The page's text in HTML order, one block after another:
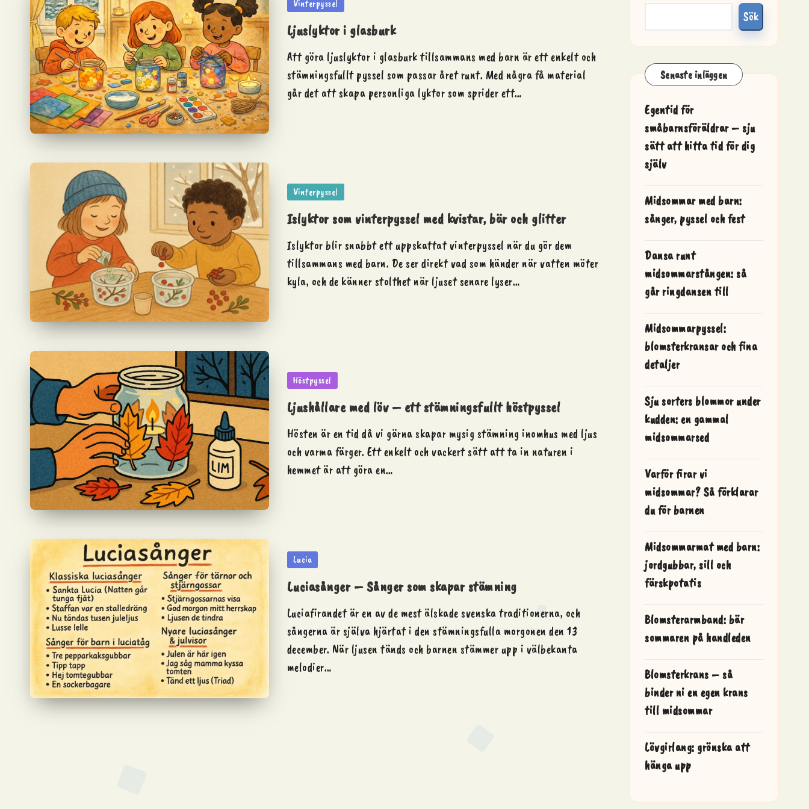
Vinterpyssel
Ljuslyktor i glasburk
Att göra ljuslyktor i glasburk tillsammans med barn är ett enkelt och
stämningsfullt pyssel som passar året runt. Med några få material
går det att skapa personliga lyktor som sprider ett…
Posted
Vinterpyssel
Islyktor som vinterpyssel med kvistar, bär och glitter
Islyktor blir snabbt ett uppskattat vinterpyssel när du gör dem
tillsammans med barn. De ser direkt vad som händer när vatten möter
kyla, och de känner stolthet när ljuset senare lyser…
Posted
in
Höstpyssel
Ljushållare med löv – ett stämningsfullt höstpyssel
Hösten är en tid då vi gärna skapar mysig stämning inomhus med ljus
och varma färger. Ett enkelt och vackert sätt att ta in naturen i
hemmet är att göra en…
Posted
in
Lucia
Luciasånger – Sånger som skapar stämning
Luciafirandet är en av de mest älskade svenska traditionerna, och
sångerna är själva hjärtat i den stämningsfulla morgonen den 13
december. När ljusen tänds och barnen stämmer upp i välbekanta
melodier…
Sök
Senaste inläggen
Egentid för
småbarnsföräldrar – sju
sätt att hitta tid för dig
själv
Midsommar med barn:
sånger, pyssel och fest
Dansa runt
midsommarstången: så
går ringdansen till
Midsommarpyssel:
blomsterkransar och fina
detaljer
Sju sorters blommor under
kudden: en gammal
midsommarsed
Varför firar vi
midsommar? Så förklarar
du för barnen
Midsommarmat med barn:
jordgubbar, sill och
färskpotatis
Blomsterarmband: bär
sommaren på handleden
Blomsterkrans – så
binder ni en egen krans
till midsommar
Lövgirlang: grönska att
hänga upp